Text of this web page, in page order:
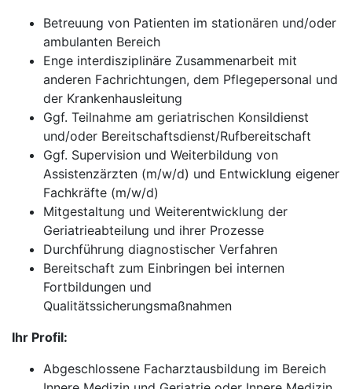
Betreuung von Patienten im stationären und/oder
ambulanten Bereich
Enge interdisziplinäre Zusammenarbeit mit
anderen Fachrichtungen, dem Pflegepersonal und
der Krankenhausleitung
Ggf. Teilnahme am geriatrischen Konsildienst
und/oder Bereitschaftsdienst/Rufbereitschaft
Ggf. Supervision und Weiterbildung von
Assistenzärzten (m/w/d) und Entwicklung eigener
Fachkräfte (m/w/d)
Mitgestaltung und Weiterentwicklung der
Geriatrieabteilung und ihrer Prozesse
Durchführung diagnostischer Verfahren
Bereitschaft zum Einbringen bei internen
Fortbildungen und
Qualitätssicherungsmaßnahmen
Ihr Profil:
Abgeschlossene Facharztausbildung im Bereich